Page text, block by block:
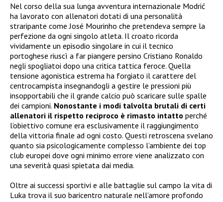
Nel corso della sua lunga avventura internazionale Modrić
ha lavorato con allenatori dotati di una personalità
straripante come José Mourinho che pretendeva sempre la
perfezione da ogni singolo atleta. Il croato ricorda
vividamente un episodio singolare in cui il tecnico
portoghese riuscì a far piangere persino Cristiano Ronaldo
negli spogliatoi dopo una critica tattica feroce. Quella
tensione agonistica estrema ha forgiato il carattere del
centrocampista insegnandogli a gestire le pressioni più
insopportabili che il grande calcio può scaricare sulle spalle
dei campioni. Nonostante i modi talvolta brutali di certi
allenatori il rispetto reciproco è rimasto intatto perché
l’obiettivo comune era esclusivamente il raggiungimento
della vittoria finale ad ogni costo. Questi retroscena svelano
quanto sia psicologicamente complesso l’ambiente dei top
club europei dove ogni minimo errore viene analizzato con
una severità quasi spietata dai media.
Oltre ai successi sportivi e alle battaglie sul campo la vita di
Luka trova il suo baricentro naturale nell’amore profondo